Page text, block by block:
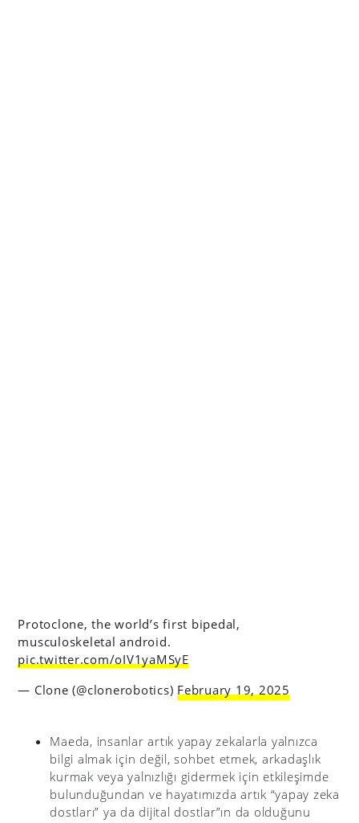
Protoclone, the world’s first bipedal,
musculoskeletal android.
pic.twitter.com/oIV1yaMSyE
— Clone (@clonerobotics) February 19, 2025
Maeda, insanlar artık yapay zekalarla yalnızca
bilgi almak için değil, sohbet etmek, arkadaşlık
kurmak veya yalnızlığı gidermek için etkileşimde
bulunduğundan ve hayatımızda artık “yapay zeka
dostları” ya da dijital dostlar”ın da olduğunu